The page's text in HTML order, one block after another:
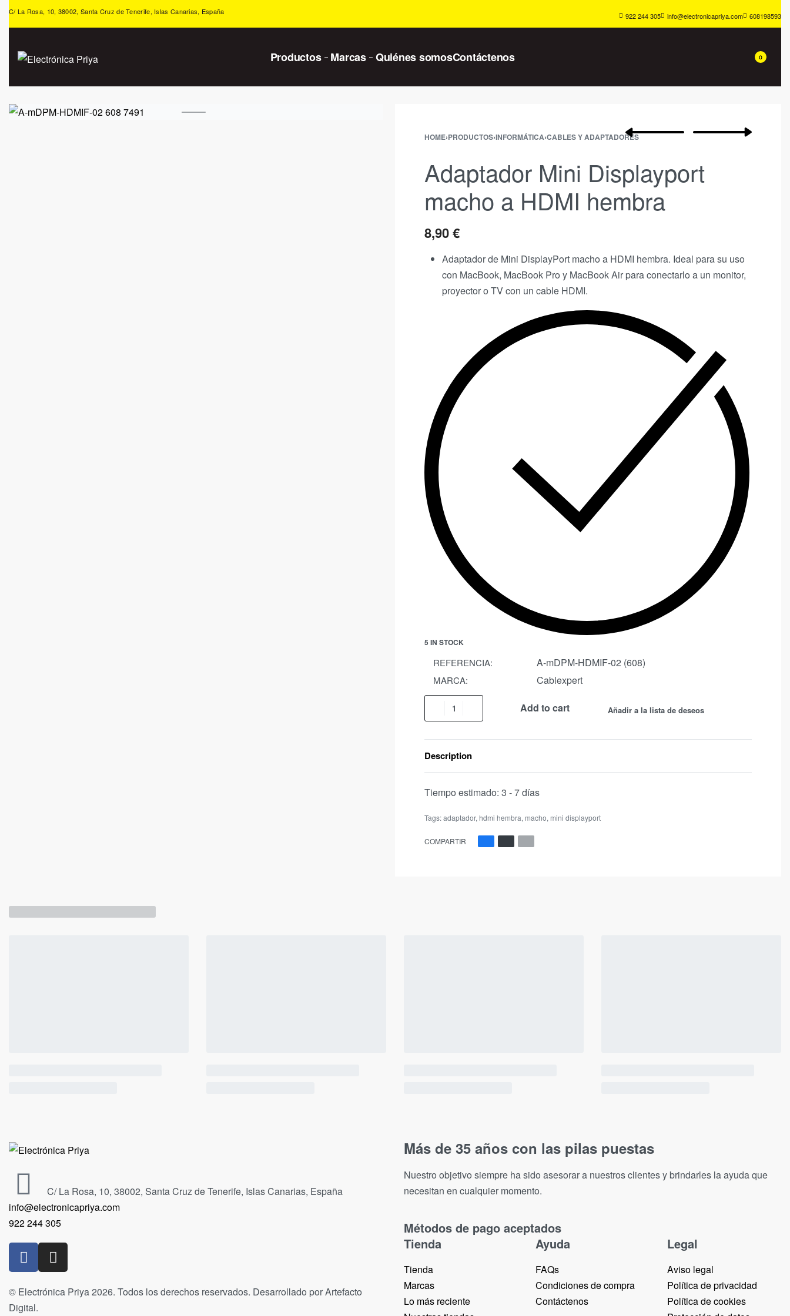
C/ La Rosa, 10, 38002, Santa Cruz de Tenerife, Islas Canarias, España 922 244 305 info@electronicapriya.com 608198593
Productos Marcas Quiénes somosContáctenos 0
HOME›PRODUCTOS›INFORMÁTICA›CABLES Y ADAPTADORES
Adaptador Mini Displayport
macho a HDMI hembra
8,90€
Adaptador de Mini DisplayPort macho a HDMI hembra. Ideal para su uso
con MacBook, MacBook Pro y MacBook Air para conectarlo a un monitor,
proyector o TV con un cable HDMI.
5 IN STOCK
REFERENCIA: A-mDPM-HDMIF-02 (608)
MARCA: Cablexpert
Add to cart Añadir a la lista de deseos
Description
Tiempo estimado: 3 - 7 días
Tags:adaptador, hdmi hembra, macho, mini displayport
COMPARTIR
C/ La Rosa, 10, 38002, Santa Cruz de Tenerife, Islas Canarias, España
info@electronicapriya.com
922 244 305
© Electrónica Priya 2026. Todos los derechos reservados. Desarrollado por Artefacto
Digital.
Más de 35 años con las pilas puestas
Nuestro objetivo siempre ha sido asesorar a nuestros clientes y brindarles la ayuda que
necesitan en cualquier momento.
Métodos de pago aceptados
Tienda
Tienda
Marcas
Lo más reciente​
Ayuda
FAQs
Condiciones de compra
Contáctenos
Legal
Aviso legal
Política de privacidad
Política de cookies